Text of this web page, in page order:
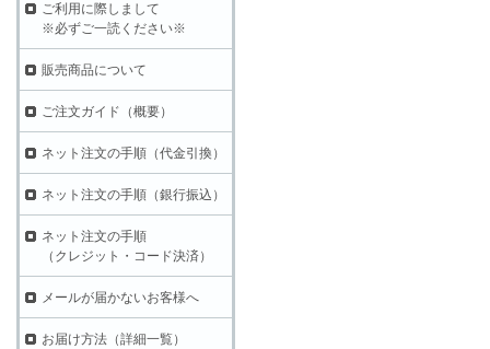
ご利用に際しまして
※必ずご一読ください※
販売商品について
ご注文ガイド（概要）
ネット注文の手順（代金引換）
ネット注文の手順（銀行振込）
ネット注文の手順
（クレジット・コード決済）
メールが届かないお客様へ
お届け方法（詳細一覧）